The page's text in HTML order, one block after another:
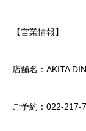
【営業情報】
店舗名：AKITA
ご予約：022-217-